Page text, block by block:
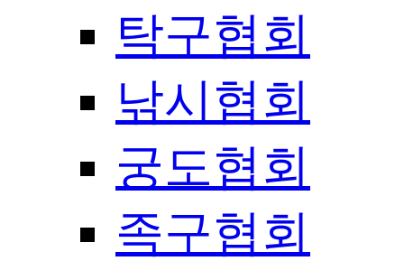
탁구협회
낚시협회
궁도협회
족구협회